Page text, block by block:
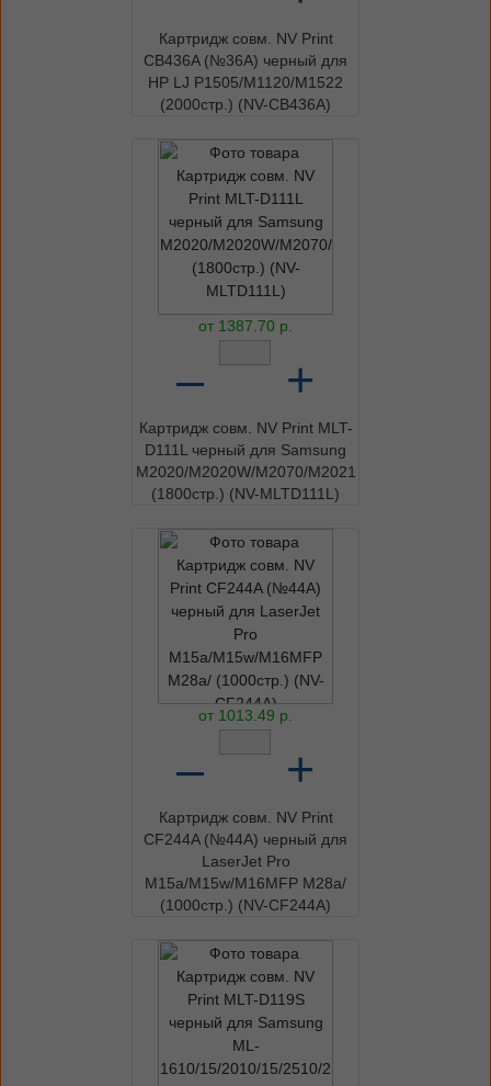
Картридж совм. NV Print
CB436A (№36A) черный для
HP LJ P1505/M1120/M1522
(2000стр.) (NV-CB436A)
от 1387.70 р.
– +
Картридж совм. NV Print MLT-
D111L черный для Samsung
M2020/M2020W/M2070/M2021
(1800стр.) (NV-MLTD111L)
от 1013.49 р.
– +
Картридж совм. NV Print
CF244A (№44A) черный для
LaserJet Pro
M15a/M15w/M16MFP M28a/
(1000стр.) (NV-CF244A)